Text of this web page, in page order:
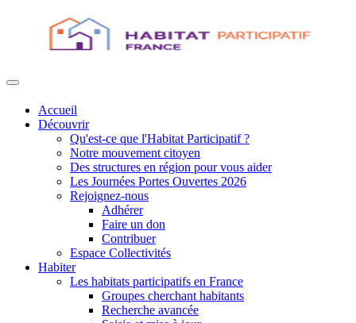
Accueil
Découvrir
Qu'est-ce que l'Habitat Participatif ?
Notre mouvement citoyen
Des structures en région pour vous aider
Les Journées Portes Ouvertes 2026
Rejoignez-nous
Adhérer
Faire un don
Contribuer
Espace Collectivités
Habiter
Les habitats participatifs en France
Groupes cherchant habitants
Recherche avancée